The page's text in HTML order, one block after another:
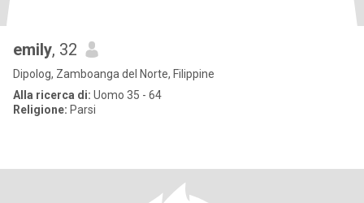
emily, 32
Dipolog, Zamboanga del Norte, Filippine
Alla ricerca di: Uomo 35 - 64
Religione: Parsi